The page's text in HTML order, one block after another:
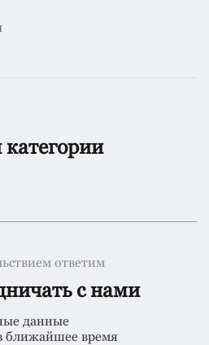
ответим
с нами
данные
ближайшее время